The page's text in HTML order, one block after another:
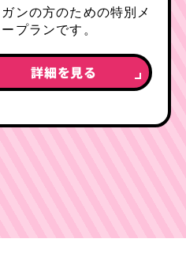
ンの方のための特別メ
プランです。
詳細を見る